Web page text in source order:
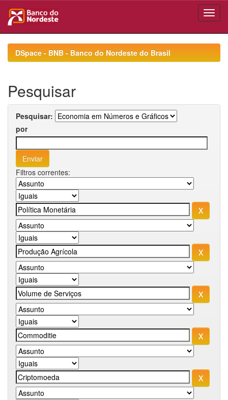
navigationDSpace - BNB - Banco do Nordeste do Brasil
Pesquisar
Pesquisar:
por
Filtros correntes: